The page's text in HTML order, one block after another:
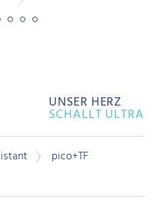
UNSER HERZ
SCHALLT ULTRA
pico+TF